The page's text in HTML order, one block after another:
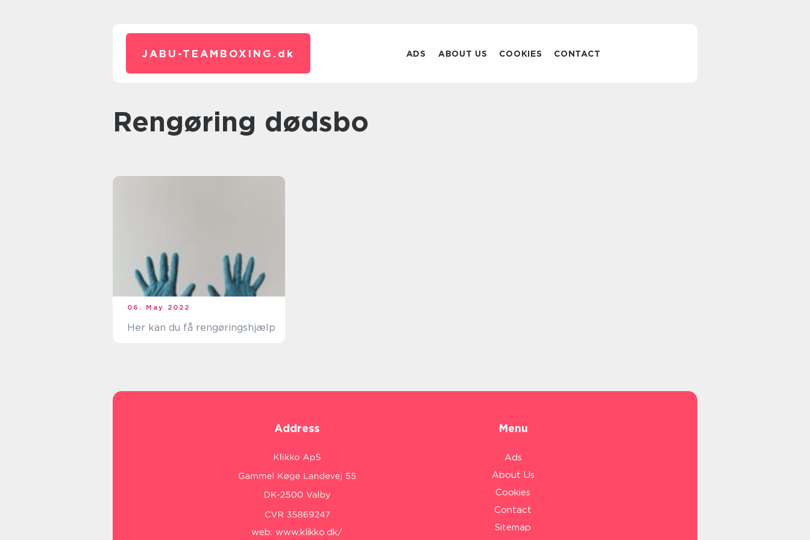
JABU-TEAMBOXING. dk ADS ABOUT US COOKIES CONTACT
rengøring dødsbo
06. May 2022
Her kan du få rengøringshjælp
Address
web:www.klikko.dk/
Menu
Ads
About Us
Cookies
Contact
Sitemap